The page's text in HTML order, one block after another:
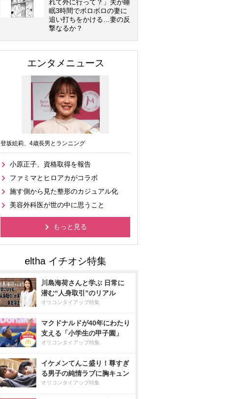
れて外に行って？」夫が睡
眠3時間でボロボロの妻に
追い打ちをかける…妻の反
撃なるか？
エンタメニュース
登坂絵莉、4歳長男とランニング
小原正子、資格取得を報告
ファミマとヒロアカがコラボ
施す側から見た整形のカジュアル化
美容外科医が世の中に思うこと
もっと見る
川島海荷さんと学ぶ 日常に
潜む“人身取引”のリアル
オリコンタイアップ特集
マクドナルドが40年にわたり
支える「小学生の甲子園」
オリコンタイアップ特集
イケメンてんこ盛り！尊すぎ
る男子の純情ラブに胸キュン
オリコンタイアップ特集